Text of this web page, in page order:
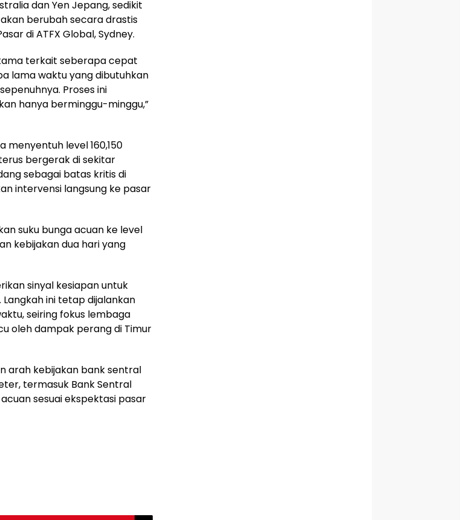
dan Yen Jepang, sedikit
berubah secara drastis
di ATFX Global, Sydney.
terkait seberapa cepat
lama waktu yang dibutuhkan
Proses ini
hanya berminggu-minggu,”
menyentuh level 160,150
bergerak di sekitar
sebagai batas kritis di
intervensi langsung ke pasar
suku bunga acuan ke level
kebijakan dua hari yang
sinyal kesiapan untuk
ini tetap dijalankan
seiring fokus lembaga
oleh dampak perang di Timur
arah kebijakan bank sentral
termasuk Bank Sentral
sesuai ekspektasi pasar